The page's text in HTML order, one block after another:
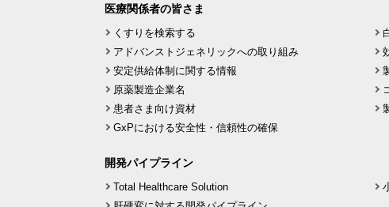
医療関係者の皆さま
くすりを検索する
アドバンストジェネリックへの取り組み
安定供給体制に関する情報
原薬製造企業名
患者さま向け資材
GxPにおける安全性・信頼性の確保
開発パイプライン
Total Healthcare Solution